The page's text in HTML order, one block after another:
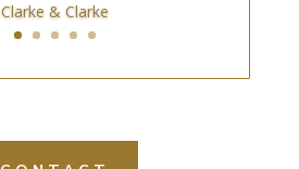
Clarke & Clarke